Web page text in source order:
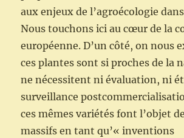
aux enjeux de l’agroécologie
Nous touchons ici au cœur de la
européenne. D’un côté, on nous
ces plantes sont si proches de la
ne nécessitent ni évaluation, ni
surveillance
ces mêmes variétés font l’objet
massifs en tant qu’« inventions